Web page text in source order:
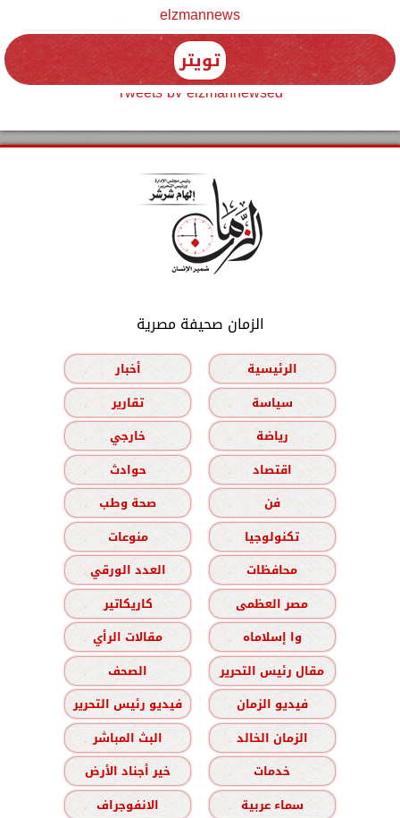
elzmannews
تويتر
Tweets by elzmannewseg
الزمان صحيفة مصرية
الرئيسية
أخبار
سياسة
تقارير
رياضة
خارجي
اقتصاد
حوادث
فن
صحة وطب
تكنولوجيا
منوعات
محافظات
العدد الورقي
مصر العظمى
كاريكاتير
وا إسلاماه
مقالات الرأي
مقال رئيس التحرير
الصحف
فيديو الزمان
فيديو رئيس التحرير
الزمان الخالد
البث المباشر
خدمات
خير أجناد الأرض
سماء عربية
الانفوجراف